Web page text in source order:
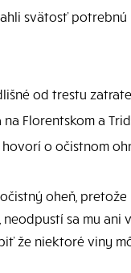
svätosť potrebnú
od trestu
Florentskom a
o očistnom
oheň, pretože
sa mu ani v
že niektoré viny